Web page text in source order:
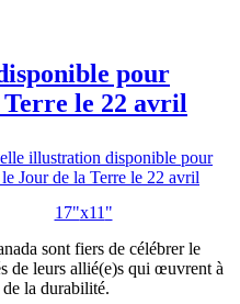
pour
le 22 avril
17"x11 "
sont fiers de célébrerle
de leurs allié(e)s qui œuvrent à
de la durabilité.